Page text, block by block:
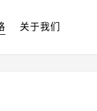
关于我们